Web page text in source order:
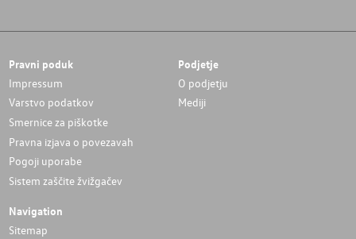
Pravni poduk
Impressum
Varstvo podatkov
Smernice za piškotke
Pravna izjava o povezavah
Pogoji uporabe
Sistem zaščite žvižgačev
Podjetje
O podjetju
Mediji
Navigation
Sitemap